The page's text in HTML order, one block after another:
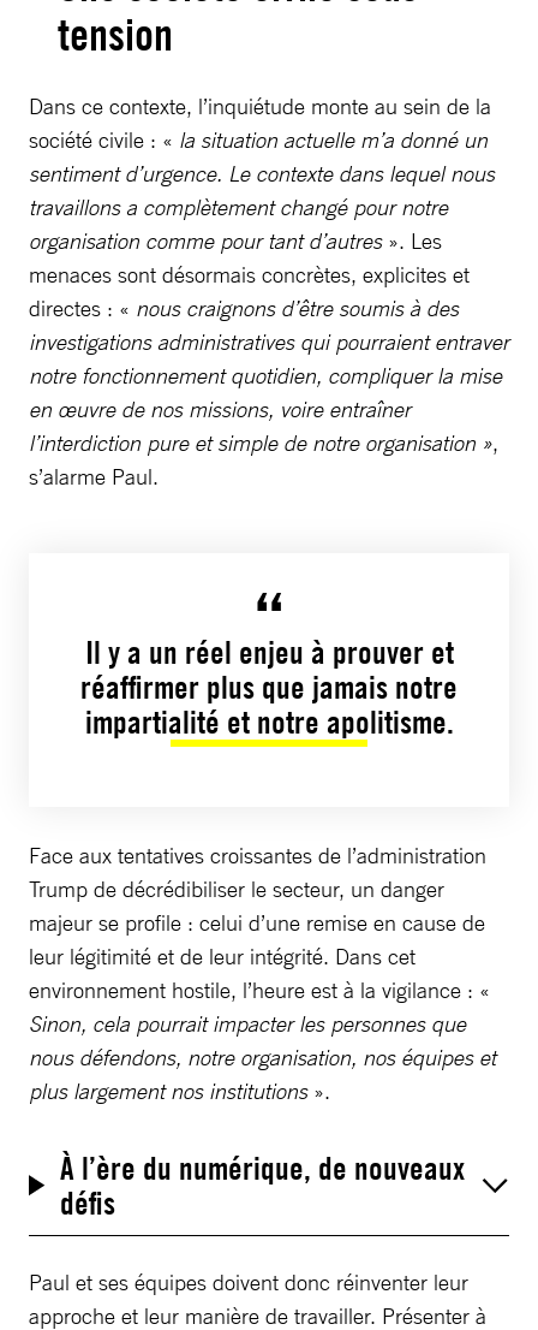
tension
Dans ce contexte, l’inquiétude monte au sein de la
société civile : « la situation actuelle m’a donné un
sentiment d’urgence. Le contexte dans lequel nous
travaillons a complètement changé pour notre
organisation comme pour tant d’autres ». Les
menaces sont désormais concrètes, explicites et
directes : « nous craignons d’être soumis à des
investigations administratives qui pourraient entraver
notre fonctionnement quotidien, compliquer la mise
en œuvre de nos missions, voire entraîner
l’interdiction pure et simple de notre organisation »,
s’alarme Paul.
Il y a un réel enjeu à prouver et
réaffirmer plus que jamais notre
impartialité et notre apolitisme.
Face aux tentatives croissantes de l’administration
Trump de décrédibiliser le secteur, un danger
majeur se profile : celui d’une remise en cause de
leur légitimité et de leur intégrité. Dans cet
environnement hostile, l’heure est à la vigilance : «
Sinon, cela pourrait impacter les personnes que
nous défendons, notre organisation, nos équipes et
plus largement nos institutions».
À l’ère du numérique, de nouveaux
défis
Paul et ses équipes doivent donc réinventer leur
approche et leur manière de travailler. Présenter à